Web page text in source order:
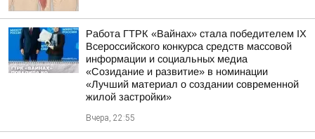
Работа ГТРК «Вайнах» стала победителем IX
Всероссийского конкурса средств массовой
информации и социальных медиа
«Созидание и развитие» в номинации
«Лучший материал о создании современной
жилой застройки»
Вчера, 22:55